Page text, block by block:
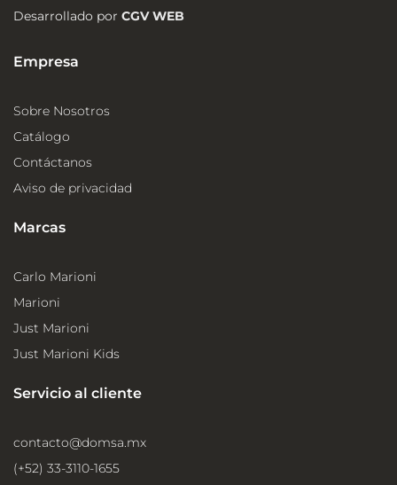
Desarrollado por CGV WEB
Empresa
Sobre Nosotros
Catálogo
Contáctanos
Aviso de privacidad
Marcas
Carlo Marioni
Marioni
Just Marioni
Just Marioni Kids
Servicio al cliente
contacto@domsa.mx
(+52) 33-3110-1655